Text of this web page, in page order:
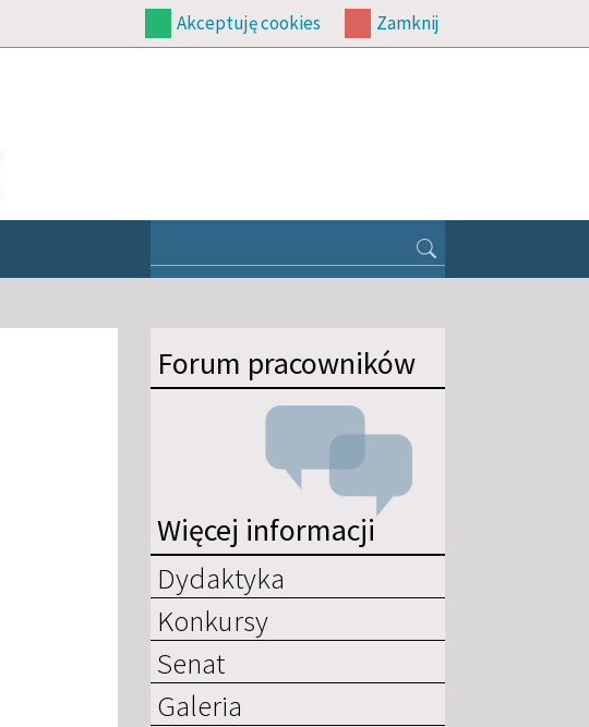
Akceptuję cookies Zamknij
Forum pracowników
Więcej informacji
Dydaktyka
Konkursy
Senat
Galeria